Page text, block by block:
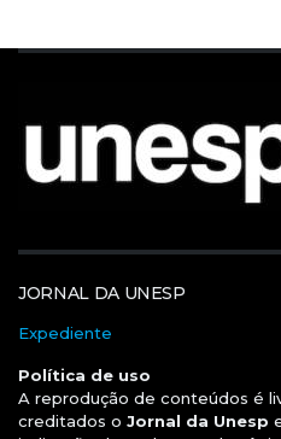
JORNAL DA UNESP
Expediente
Política de uso
A reprodução de conteúdos é
creditados o Jornal da Unesp